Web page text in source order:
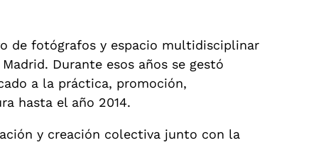
de fotógrafos y espacio multidisciplinar
Durante esos años se gestó
a la práctica, promoción,
hasta el año 2014.
y creación colectiva junto con la